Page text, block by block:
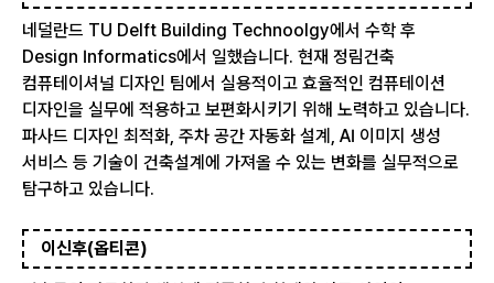
네덜란드 TU Delft Building Technoolgy에서 수학 후
Design Informatics에서 일했습니다. 현재 정림건축
컴퓨테이셔널 디자인 팀에서 실용적이고 효율적인 컴퓨테이션
디자인을 실무에 적용하고 보편화시키기 위해 노력하고 있습니다.
파사드 디자인 최적화, 주차 공간 자동화 설계, AI 이미지 생성
서비스 등 기술이 건축설계에 가져올 수 있는 변화를 실무적으로
탐구하고 있습니다.
이신후(옵티콘)